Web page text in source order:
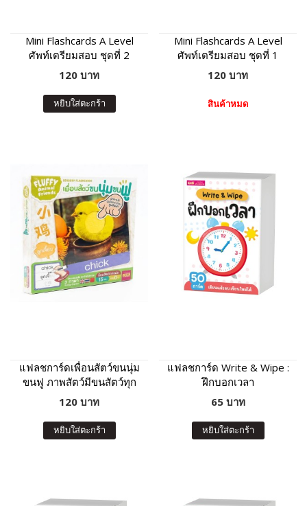
Mini Flashcards A Level
ศัพท์เตรียมสอบ ชุดที่ 2
120 บาท
หยิบใส่ตะกร้า
Mini Flashcards A Level
ศัพท์เตรียมสอบ ชุดที่ 1
120 บาท
สินค้าหมด
แฟลชการ์ดเพื่อนสัตว์ขนนุ่ม
ขนฟู ภาพสัตว์มีขนสัตว์ทุก
แผ่น พร้อมคำศัพท์ 3 ภาษา
120 บาท
หยิบใส่ตะกร้า
แฟลชการ์ด Write & Wipe :
ฝึกบอกเวลา
65 บาท
หยิบใส่ตะกร้า